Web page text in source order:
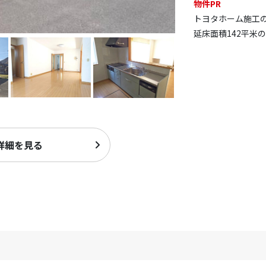
細を見る
物件PR
トヨタホーム施工
延床面積142平米